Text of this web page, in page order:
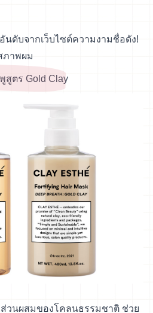
นดับจากเว็บไซต์ความงามชื่อดัง!
ภาพผม
สูตร Gold Clay
วนผสมของโคลนธรรมชาติ ช่วย